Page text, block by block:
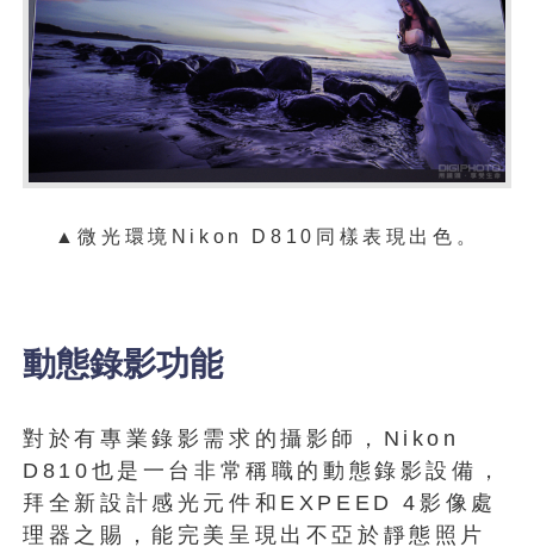
▲微光環境 Nikon D810同 樣表現出色。
動態錄影功能
對於有專業錄影需求的攝影師，Nikon
D810也是一台非常稱職的動態錄影設備，
拜全新設計感光元件和EXPEED 4影像處
理器之賜，能完美呈現出不亞於靜態照片